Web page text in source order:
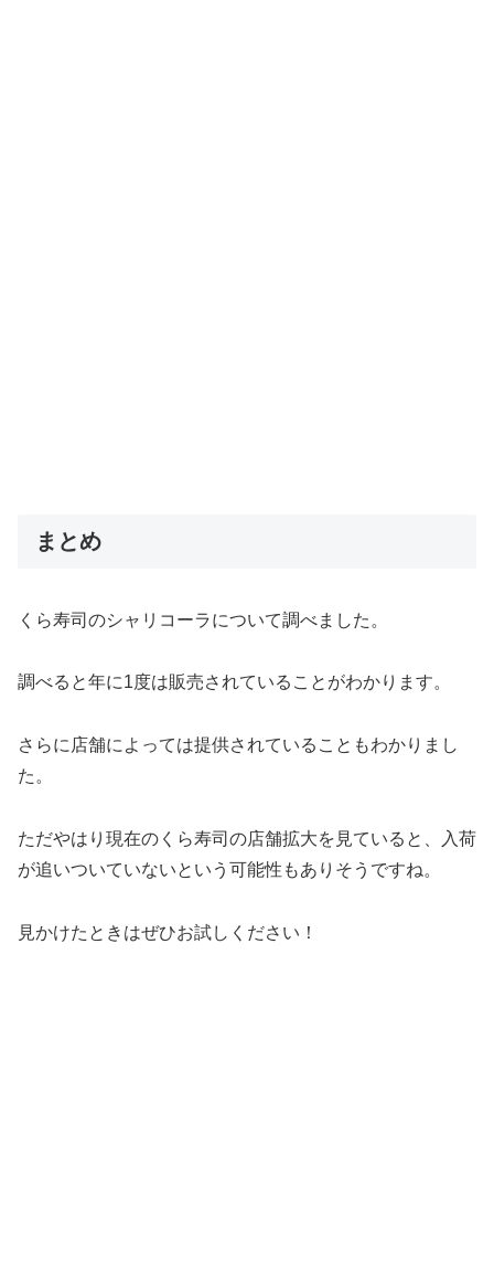
まとめ
くら寿司のシャリコーラについて調べました。
調べると年に1度は販売されていることがわかります。
さらに店舗によっては提供されていることもわかりまし
た。
ただやはり現在のくら寿司の店舗拡大を見ていると、入荷
が追いついていないという可能性もありそうですね。
見かけたときはぜひお試しください！